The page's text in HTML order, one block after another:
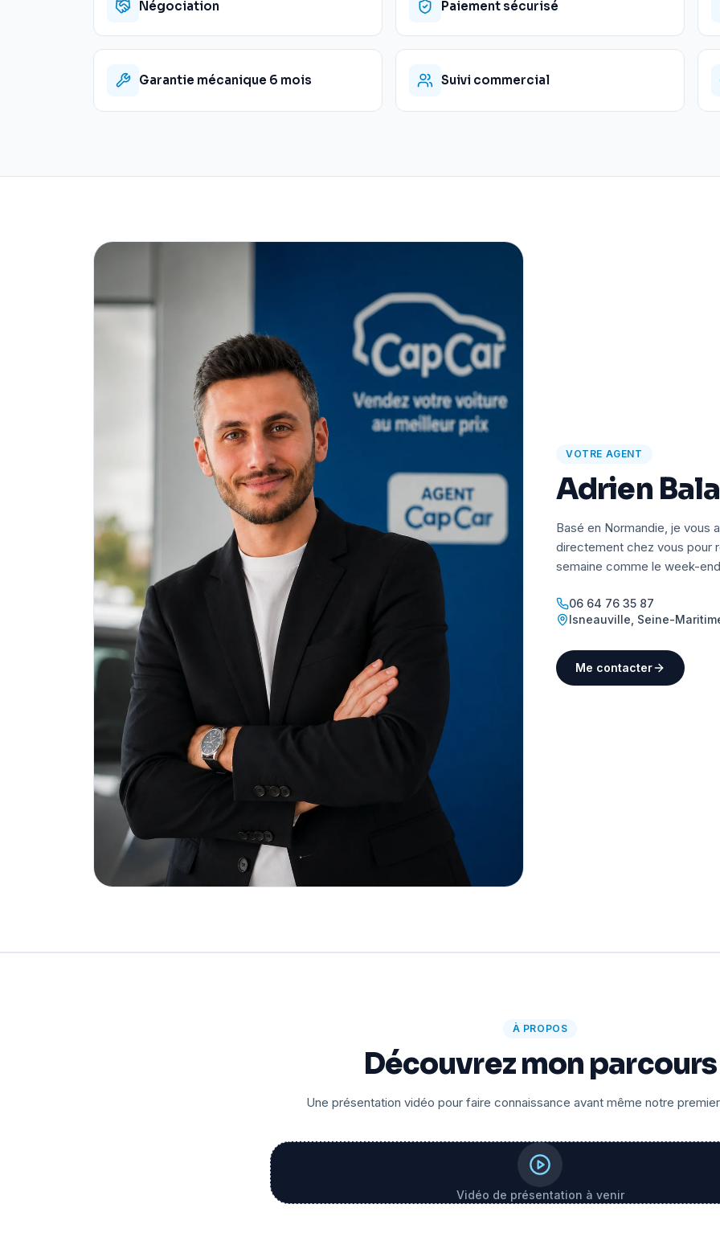
Négociation Paiement sécurisé
Garantie mécanique 6 mois Suivi commercial
VOTRE AGENT
Adrien
Basé en Normandie, je vous
directement chez vous pour
semaine comme le week-
06 64 76 35 87
Isneauville Seine-
Me contacter
À PROPOS
Découvrez mon parcours
Une présentation vidéo pour faire connaissance avant même notre
Vidéo de présentation à venir